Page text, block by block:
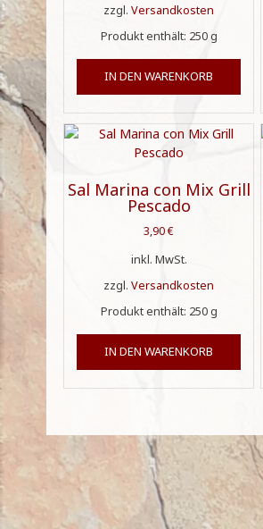
zzgl.Versandkosten
Produkt enthält: 250g
IN DEN WARENKORB
Sal Marina con Mix Grill
Pescado
3,90€
inkl. MwSt.
zzgl.Versandkosten
Produkt enthält: 250g
IN DEN WARENKORB